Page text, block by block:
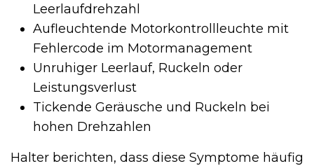
Leerlaufdrehzahl
Aufleuchtende Motorkontrollleuchte mit
Fehlercode im Motormanagement
Unruhiger Leerlauf, Ruckeln oder
Leistungsverlust
Tickende Geräusche und Ruckeln bei
hohen Drehzahlen
Halter berichten, dass diese Symptome häufig